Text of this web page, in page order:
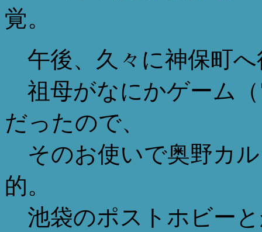
覚。
午後、久々に神保町へ
祖母がなにかゲーム
だったので、
そのお使いで奥野カ
的。
池袋のポストホビー